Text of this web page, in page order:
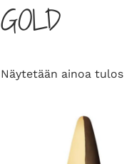
GOLD
Näytetään ainoa tulos